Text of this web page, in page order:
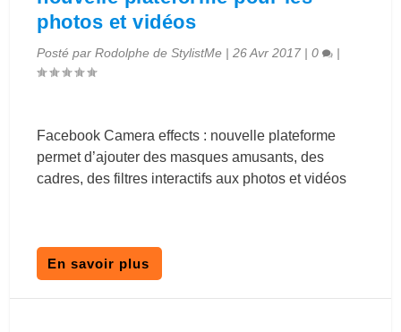
photos et vidéos
Posté parRodolphe de StylistMe |26 Avr 2017 |0 |
Facebook Camera effects : nouvelle plateforme
permet d’ajouter des masques amusants, des
cadres, des filtres interactifs aux photos et vidéos
En savoir plus